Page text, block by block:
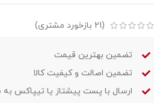
(
21 بازخورد مشتری)
تضمین بهترین قیمت
تضمین اصالت و کیفیت کالا
ارسال با پست پیشتاز یا تیپاکس به